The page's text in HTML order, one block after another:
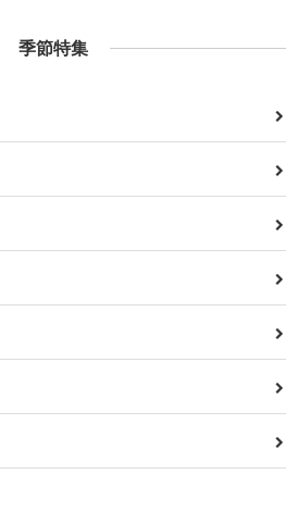
季節特集